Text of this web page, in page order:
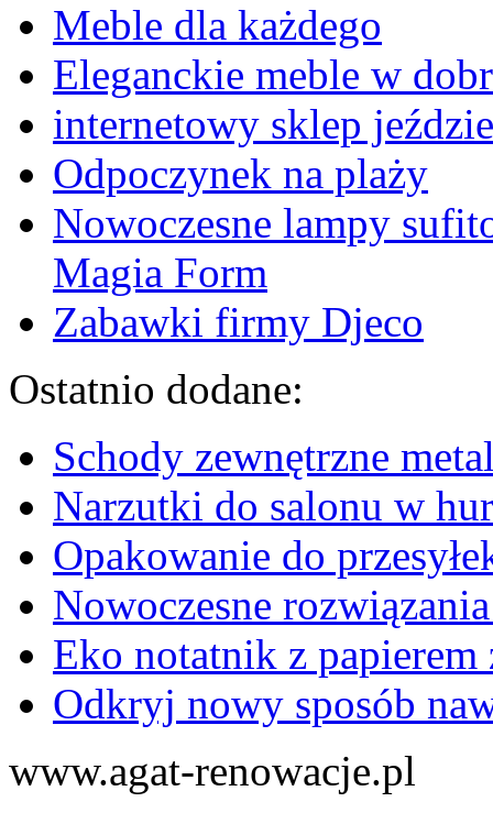
Meble dla każdego
Eleganckie meble w
internetowy sklep
Odpoczynek na plaży
Nowoczesne lampy
Magia Form
Zabawki firmy Djeco
Ostatnio dodane:
Schody zewnętrzne
Narzutki do salonu w
Opakowanie do
Nowoczesne
Eko notatnik z
Odkryj nowy sposób
www.agat-renowacje.pl